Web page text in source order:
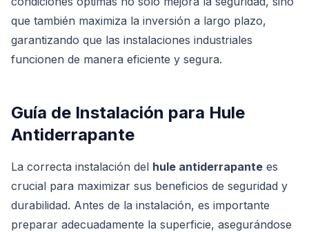
que también maximiza la inversión a largo plazo,
garantizando que las instalaciones industriales
funcionen de manera eficiente y segura.
Guía de Instalación para Hule
Antiderrapante
La correcta instalación del hule antiderrapante es
crucial para maximizar sus beneficios de seguridad y
durabilidad. Antes de la instalación, es importante
preparar adecuadamente la superficie, asegurándose